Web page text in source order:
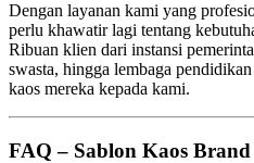
Dengan layanan kami yang
perlu khawatir lagi tentang
Ribuan klien dari instansi
swasta, hingga lembaga
kaos mereka kepada kami.
FAQ – Sablon Kaos